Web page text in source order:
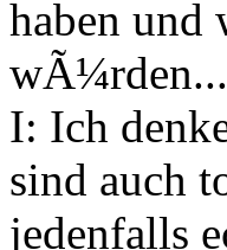
haben und
wÃ¼rden...
I: Ich
sind auch
jedenfalls